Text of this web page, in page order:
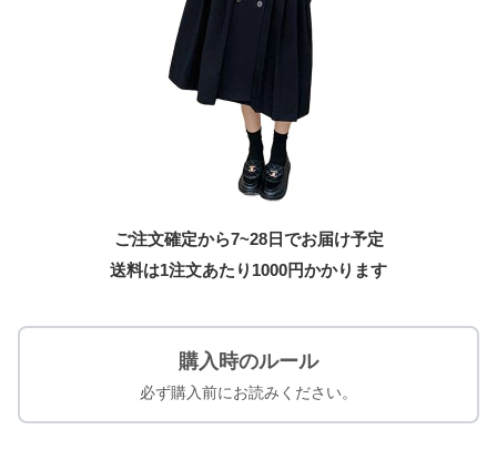
ご注文確定から7~28日でお届け予定
送料は1注文あたり 1000円かかります
購入時のルール
必ず購入前にお読みください。